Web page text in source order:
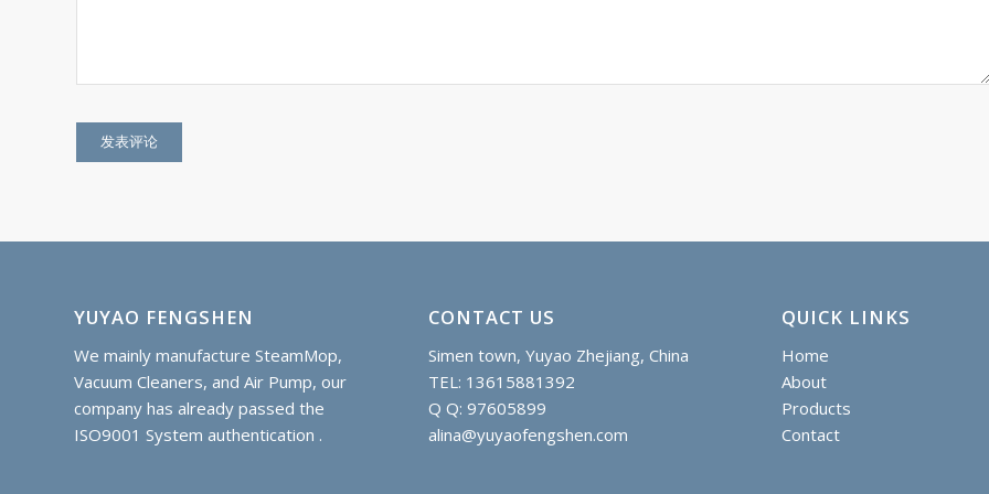
YUYAO FENGSHEN
We mainly manufacture SteamMop,
Vacuum Cleaners, and Air Pump, our
company has already passed the
ISO9001 System authentication .
CONTACT US
Simen town, Yuyao Zhejiang, China
TEL: 13615881392
Q Q: 97605899
alina@yuyaofengshen.com
QUICK LINKS
Home
About
Products
Contact